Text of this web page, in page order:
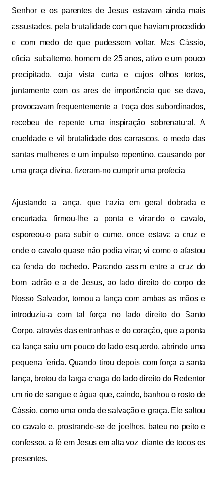
Senhor e os parentes de Jesus estavam ainda mais
assustados, pela brutalidade com que haviam procedido
e com medo de que pudessem voltar. Mas Cássio,
oficial subalterno, homem de 25 anos, ativo e um pouco
precipitado, cuja vista curta e cujos olhos tortos,
juntamente com os ares de importância que se dava,
provocavam frequentemente a troça dos subordinados,
recebeu de repente uma inspiração sobrenatural. A
crueldade e vil brutalidade dos carrascos, o medo das
santas mulheres e um impulso repentino, causando por
uma graça divina, fizeram-no cumprir uma profecia.
Ajustando a lança, que trazia em geral dobrada e
encurtada, firmou-lhe a ponta e virando o cavalo,
esporeou-o para subir o cume, onde estava a cruz e
onde o cavalo quase não podia virar; vi como o afastou
da fenda do rochedo. Parando assim entre a cruz do
bom ladrão e a de Jesus, ao lado direito do corpo de
Nosso Salvador, tomou a lança com ambas as mãos e
introduziu-a com tal força no lado direito do Santo
Corpo, através das entranhas e do coração, que a ponta
da lança saiu um pouco do lado esquerdo, abrindo uma
pequena ferida. Quando tirou depois com força a santa
lança, brotou da larga chaga do lado direito do Redentor
um rio de sangue e água que, caindo, banhou o rosto de
Cássio, como uma onda de salvação e graça. Ele saltou
do cavalo e, prostrando-se de joelhos, bateu no peito e
confessou a fé em Jesus em alta voz, diante de todos os
presentes.